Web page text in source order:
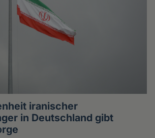
iranischer
in Deutschland gibt